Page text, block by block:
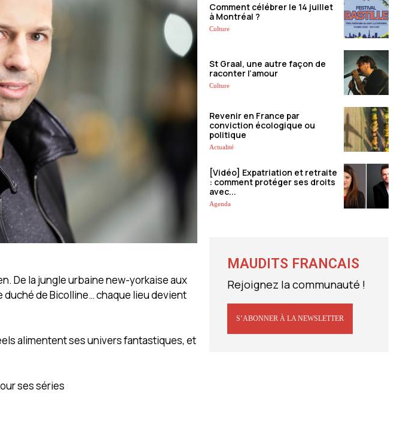
De la jungle urbaine new-yorkaise aux
duché de Bicolline… chaque lieu devient
alimentent ses univers fantastiques, et
ses séries
Comment célébrer le 14 juillet
à Montréal ?
Culture
St Graal, une autre façon de
raconter l’amour
Culture
Revenir en France par
conviction écologique ou
politique
Actualité
[Vidéo] Expatriation et retraite
: comment protéger ses droits
avec...
Agenda
MAUDITS FRANCAIS
Rejoignez la communauté !
S’ABONNER À LA NEWSLETTER